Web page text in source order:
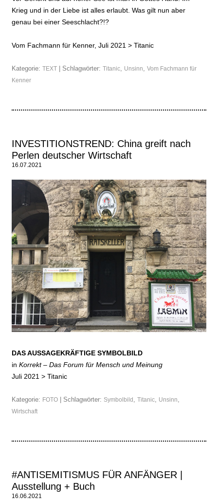
Krieg und in der Liebe ist alles erlaubt. Was gilt nun aber
genau bei einer Seeschlacht?!?
Vom Fachmann für Kenner, Juli 2021 > Titanic
Kategorie: TEXT | Schlagwörter: Titanic Unsinn
Vom Fachmann für
Kenner
INVESTITIONSTREND: China greift nach
Perlen deutscher Wirtschaft
16.07.2021
DAS AUSSAGEKRÄFTIGE SYMBOLBILD
in Korrekt – Das Forum für Mensch und Meinung
Juli 2021 > Titanic
Kategorie: FOTO | Schlagwörter: Symbolbild Titanic Unsinn
Wirtschaft
#ANTISEMITISMUS FÜR ANFÄNGER |
Ausstellung + Buch
16.06.2021